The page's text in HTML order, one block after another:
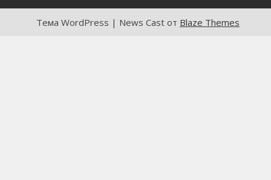
Тема WordPress | News Cast от Blaze Themes